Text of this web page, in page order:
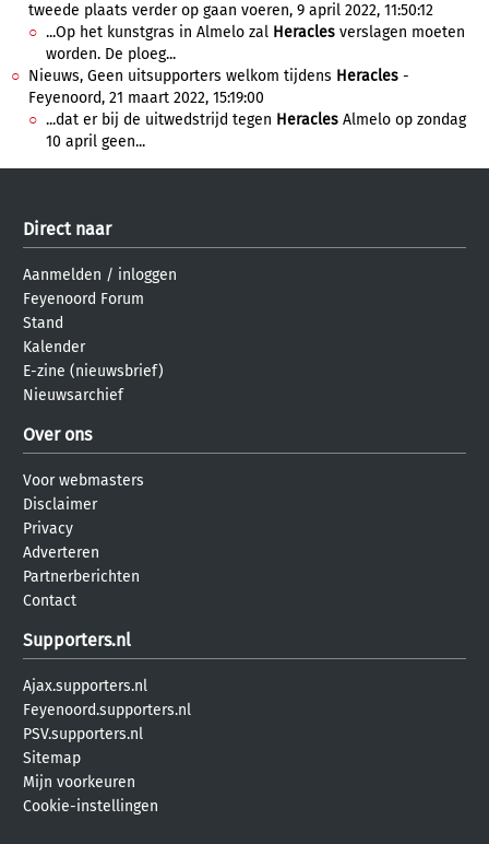
tweede plaats verder op gaan voeren, 9 april 2022, 11:50:12
...Op het kunstgras in Almelo zal Heracles verslagen moeten
worden. De ploeg...
Nieuws, Geen uitsupporters welkom tijdens Heracles -
Feyenoord, 21 maart 2022, 15:19:00
...dat er bij de uitwedstrijd tegen Heracles Almelo op zondag
10 april geen...
Direct naar
Aanmelden / inloggen
Feyenoord Forum
Stand
Kalender
E-zine (nieuwsbrief)
Nieuwsarchief
Over ons
Voor webmasters
Disclaimer
Privacy
Adverteren
Partnerberichten
Contact
Supporters.nl
Ajax.supporters.nl
Feyenoord.supporters.nl
PSV.supporters.nl
Sitemap
Mijn voorkeuren
Cookie-instellingen